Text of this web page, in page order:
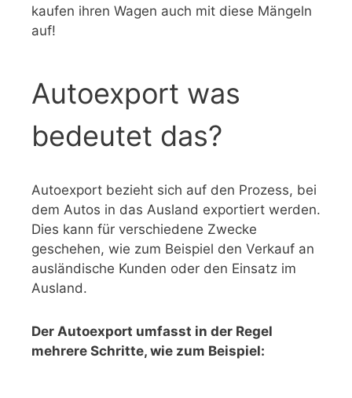
kaufen ihren Wagen auch mit diese Mängeln
auf!
Autoexport was
bedeutet das?
Autoexport bezieht sich auf den Prozess, bei
dem Autos in das Ausland exportiert werden.
Dies kann für verschiedene Zwecke
geschehen, wie zum Beispiel den Verkauf an
ausländische Kunden oder den Einsatz im
Ausland.
Der Autoexport umfasst in der Regel
mehrere Schritte, wie zum Beispiel: